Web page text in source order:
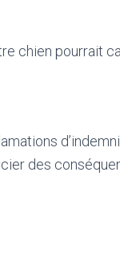
chien pourrait
des